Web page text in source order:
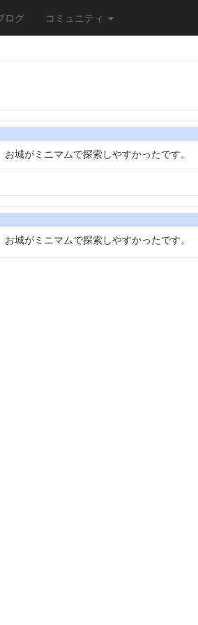
ログ コミュニティ
城がミニマムで探索しやすかったです。
城がミニマムで探索しやすかったです。